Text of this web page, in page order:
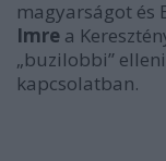
magyarságot
Imre a
„buzilobbi”
kapcsolatban.